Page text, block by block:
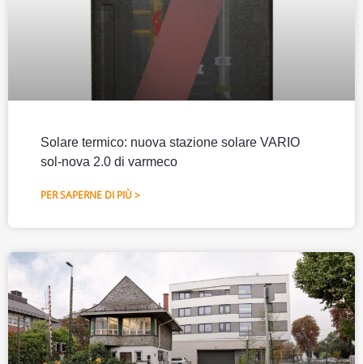
Solare termico: nuova stazione solare VARIO
sol-nova 2.0 di varmeco
PER SAPERNE DI PIÙ >